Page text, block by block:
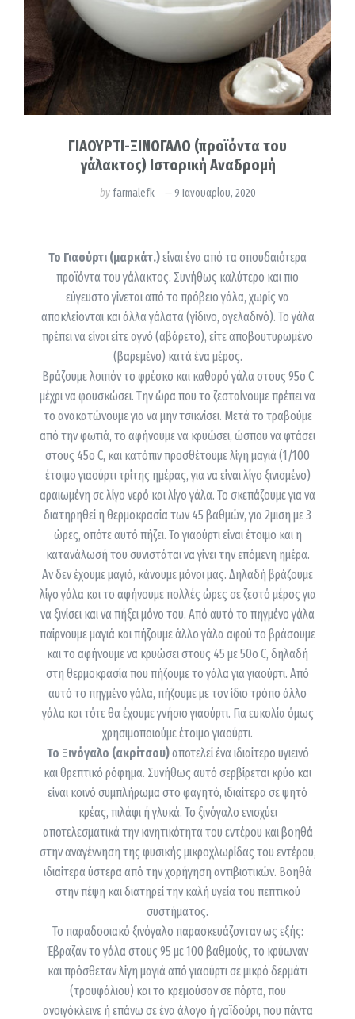
ΓΙΑΟΥΡΤΙ-ΞΙΝΟΓΑΛΟ (προϊόντα του
γάλακτος) Ιστορική Αναδρομή
byfarmalefk 9 Ιανουαρίου, 2020
Το Γιαούρτι (μαρκάτ.)είναι ένα από τα σπουδαιότερα
προϊόντα του γάλακτος. Συνήθως καλύτερο και πιο
εύγευστο γίνεται από το πρόβειο γάλα, χωρίς να
αποκλείονται και άλλα γάλατα (γίδινο, αγελαδινό). Το γάλα
πρέπει να είναι είτε αγνό (αβάρετο), είτε αποβουτυρωμένο
(βαρεμένο) κατά ένα μέρος.
Βράζουμε λοιπόν το φρέσκο και καθαρό γάλα στους 95ο C
μέχρι να φουσκώσει. Την ώρα που το ζεσταίνουμε πρέπει να
το ανακατώνουμε για να μην τσικνίσει. Μετά το τραβούμε
από την φωτιά, το αφήνουμε να κρυώσει, ώσπου να φτάσει
στους 45ο C, και κατόπιν προσθέτουμε λίγη μαγιά (1/100
έτοιμο γιαούρτι τρίτης ημέρας, για να είναι λίγο ξινισμένο)
αραιωμένη σε λίγο νερό και λίγο γάλα. Το σκεπάζουμε για να
διατηρηθεί η θερμοκρασία των 45 βαθμών, για 2μιση με 3
ώρες, οπότε αυτό πήζει. Το γιαούρτι είναι έτοιμο και η
κατανάλωσή του συνιστάται να γίνει την επόμενη ημέρα.
Αν δεν έχουμε μαγιά, κάνουμε μόνοι μας. Δηλαδή βράζουμε
λίγο γάλα και το αφήνουμε πολλές ώρες σε ζεστό μέρος για
να ξινίσει και να πήξει μόνο του. Από αυτό το πηγμένο γάλα
παίρνουμε μαγιά και πήζουμε άλλο γάλα αφού το βράσουμε
και το αφήνουμε να κρυώσει στους 45 με 50ο C, δηλαδή
στη θερμοκρασία που πήζουμε το γάλα για γιαούρτι. Από
αυτό το πηγμένο γάλα, πήζουμε με τον ίδιο τρόπο άλλο
γάλα και τότε θα έχουμε γνήσιο γιαούρτι. Για ευκολία όμως
χρησιμοποιούμε έτοιμο γιαούρτι.
Το Ξινόγαλο (ακρίτσου)αποτελεί ένα ιδιαίτερο υγιεινό
και θρεπτικό ρόφημα. Συνήθως αυτό σερβίρεται κρύο και
είναι κοινό συμπλήρωμα στο φαγητό, ιδιαίτερα σε ψητό
κρέας, πιλάφι ή γλυκά. Το ξινόγαλο ενισχύει
αποτελεσματικά την κινητικότητα του εντέρου και βοηθά
στην αναγέννηση της φυσικής μικροχλωρίδας του εντέρου,
ιδιαίτερα ύστερα από την χορήγηση αντιβιοτικών. Βοηθά
στην πέψη και διατηρεί την καλή υγεία του πεπτικού
συστήματος.
Το παραδοσιακό ξινόγαλο παρασκευάζονταν ως εξής:
Έβραζαν το γάλα στους 95 με 100 βαθμούς, το κρύωναν
και πρόσθεταν λίγη μαγιά από γιαούρτι σε μικρό δερμάτι
(τρουφάλιου) και το κρεμούσαν σε πόρτα, που
ανοιγόκλεινε ή επάνω σε ένα άλογο ή γαϊδούρι, που πάντα